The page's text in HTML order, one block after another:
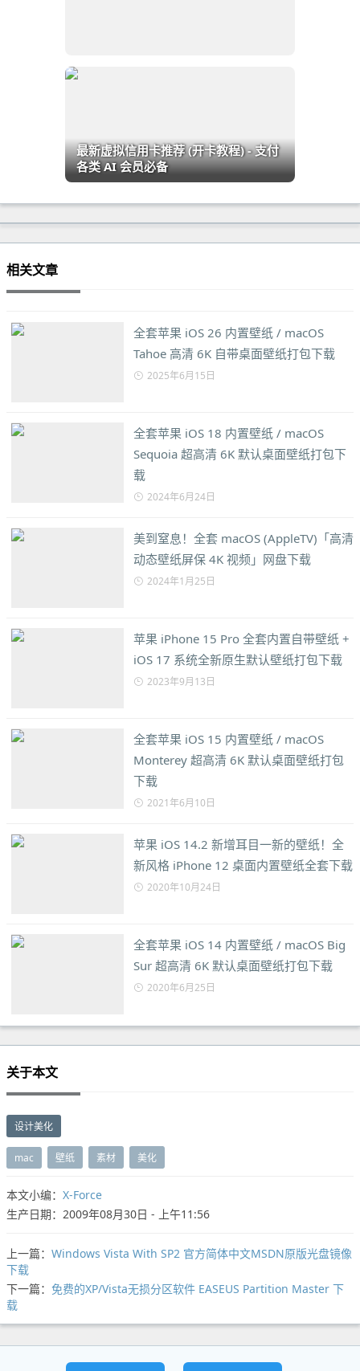
最新虚拟信用卡推荐 (开卡教程) - 支付
各类 AI 会员必备
相关文章
全套苹果 iOS 26 内置壁纸 / macOS
Tahoe 高清 6K 自带桌面壁纸打包下载
2025年6月15日
全套苹果 iOS 18 内置壁纸 / macOS
Sequoia 超高清 6K 默认桌面壁纸打包下
载
2024年6月24日
美到窒息！全套 macOS (AppleTV)「高清
动态壁纸屏保 4K 视频」网盘下载
2024年1月25日
苹果 iPhone 15 Pro 全套内置自带壁纸 +
iOS 17 系统全新原生默认壁纸打包下载
2023年9月13日
全套苹果 iOS 15 内置壁纸 / macOS
Monterey 超高清 6K 默认桌面壁纸打包
下载
2021年6月10日
苹果 iOS 14.2 新增耳目一新的壁纸！全
新风格 iPhone 12 桌面内置壁纸全套下载
2020年10月24日
全套苹果 iOS 14 内置壁纸 / macOS Big
Sur 超高清 6K 默认桌面壁纸打包下载
2020年6月25日
关于本文
设计美化
mac 壁纸 素材 美化
本文小编： X-Force
生产日期：2009年08月30日 - 上午11:56
上一篇： Windows Vista With SP2 官方简体中文MSDN原版光盘镜像
下载
下一篇： 免费的XP/Vista无损分区软件 EASEUS Partition Master 下
载